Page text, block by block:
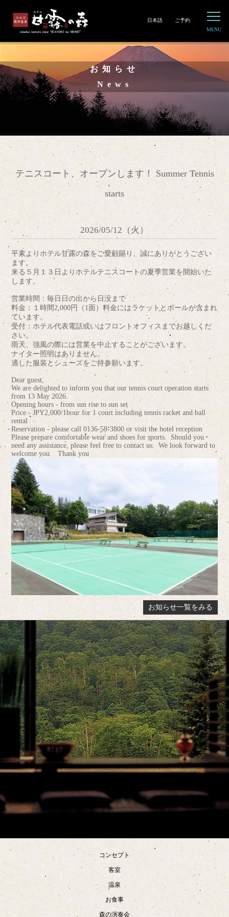
ご予約
日本語
お知らせ
News
テニスコート、オープンします！ Summer Tennis
starts
2026/05/12（火）
平素よりホテル甘露の森をご愛顧賜り、誠にありがとうござい
ます。
来る５月１３日よりホテルテニスコートの夏季営業を開始いた
します。
営業時間：毎日日の出から日没まで
料金：１時間2,000円（1面）料金にはラケットとボールが含まれ
ています。
受付：ホテル代表電話或いはフロントオフィスまでお越しくだ
さい。
雨天、強風の際には営業を中止することがございます。
ナイター照明はありません。
適した服装とシューズをご持参願います。
Dear guest,
We are delighted to inform you that our tennis court operation starts
from 13 May 2026.
Opening hours - from sun rise to sun set
Price - JPY2,000/1hour for 1 court including tennis racket and ball
rental
Reservation - please call 0136-58-3800 or visit the hotel reception
Please prepare comfortable wear and shoes for sports. Should you
need any assistance, please feel free to contact us. We look forward to
welcome you. Thank you
お知らせ一覧をみる
コンセプト
客室
温泉
お食事
森の演奏会